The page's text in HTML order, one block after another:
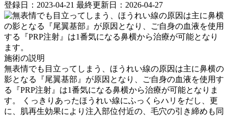
登録日：2023-04-21 最終更新日：2026-04-27
施術の説明
無表情でも目立ってしまう、ほうれい線の原因は主に鼻横の
影となる『尾翼基部』が原因となり、ご自身の血液を使用す
る『PRP注射』は1番気になる鼻横から治療が可能となりま
す。 くっきりあったほうれい線にふっくらハリをだし、更
に、肌再生効果により注入部位付近の、毛穴の引き締めも同